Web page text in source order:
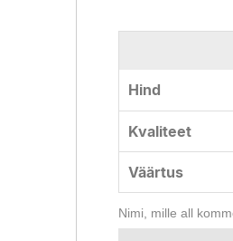
Hind
Kvaliteet
Väärtus
Nimi, mille all